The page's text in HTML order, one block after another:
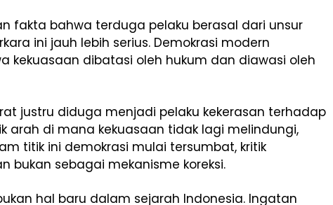
fakta bahwa terduga pelaku berasal dari unsur
ini jauh lebih serius. Demokrasi modern
kekuasaan dibatasi oleh hukum dan diawasi oleh
justru diduga menjadi pelaku kekerasan terhadap
arah di mana kekuasaan tidak lagi melindungi,
titik ini demokrasi mulai tersumbat, kritik
bukan sebagai mekanisme koreksi.
hal baru dalam sejarah Indonesia. Ingatan